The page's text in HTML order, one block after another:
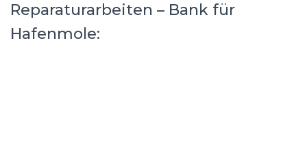
Reparaturarbeiten – Bank für
Hafenmole: